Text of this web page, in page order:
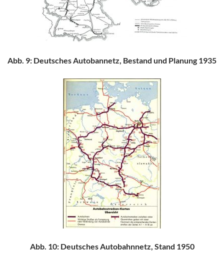
Abb. 9: Deutsches Autobannetz, Bestand und Planung 1935
Abb. 10: Deutsches Autobahnnetz, Stand 1950